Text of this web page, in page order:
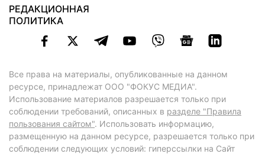
РЕДАКЦИОННАЯ
ПОЛИТИКА
Все права на материалы, опубликованные на данном
ресурсе, принадлежат ООО "ФОКУС МЕДИА".
Использование материалов разрешается только при
соблюдении требований, описанных в разделе "Правила
пользования сайтом". Использовать информацию,
размещенную на данном ресурсе, разрешается только при
соблюдении следующих условий: гиперссылки на Сайт